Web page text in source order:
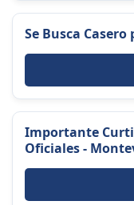
Se Busca
Importante
Oficiales -